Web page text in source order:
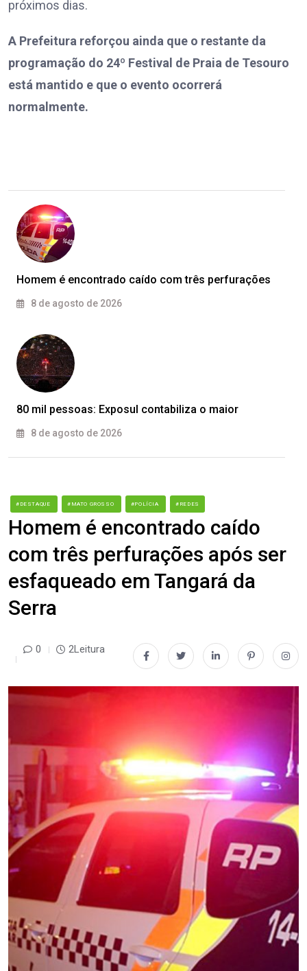
próximos dias.
A Prefeitura reforçou ainda que o restante da
programação do 24º Festival de Praia de Tesouro
está mantido e que o evento ocorrerá
normalmente.
Homem é encontrado caído com três perfurações
8 de agosto de 2026
80 mil pessoas: Exposul contabiliza o maior
8 de agosto de 2026
#DESTAQUE #MATO GROSSO #POLÍCIA #REDES
Homem é encontrado caído
com três perfurações após ser
esfaqueado em Tangará da
Serra
0 2Leitura